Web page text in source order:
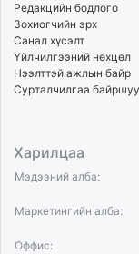
Редакцийн бодлого
Зохиогчийн эрх
Санал хүсэлт
Үйлчилгээний нөхцөл
Нээлттэй ажлын байр
Сурталчилгаа
Харилцаа
Мэдээний алба:
Маркетингийн алба:
Оффис: